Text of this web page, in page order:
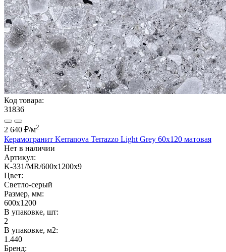
Код товара:
31836
2 640 ₽/м2
Керамогранит Kerranova Terrazzo Light Grey 60x120 матовая
Нет в наличии
Артикул:
K-331/MR/600x1200x9
Цвет:
Светло-серый
Размер, мм:
600x1200
В упаковке, шт:
2
В упаковке, м2:
1.440
Бренд: